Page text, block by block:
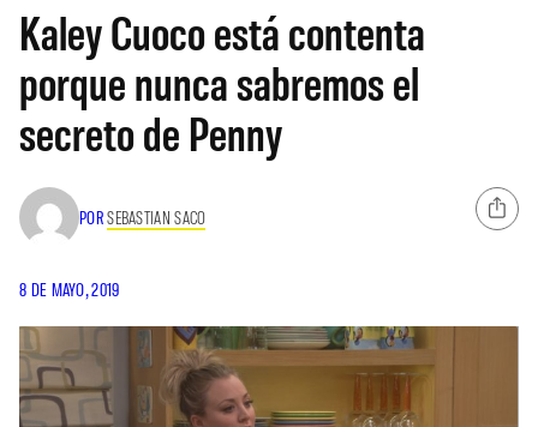
Kaley Cuoco está contenta
porque nunca sabremos el
secreto de Penny
PORSEBASTIAN SACO
8 DE MAYO, 2019